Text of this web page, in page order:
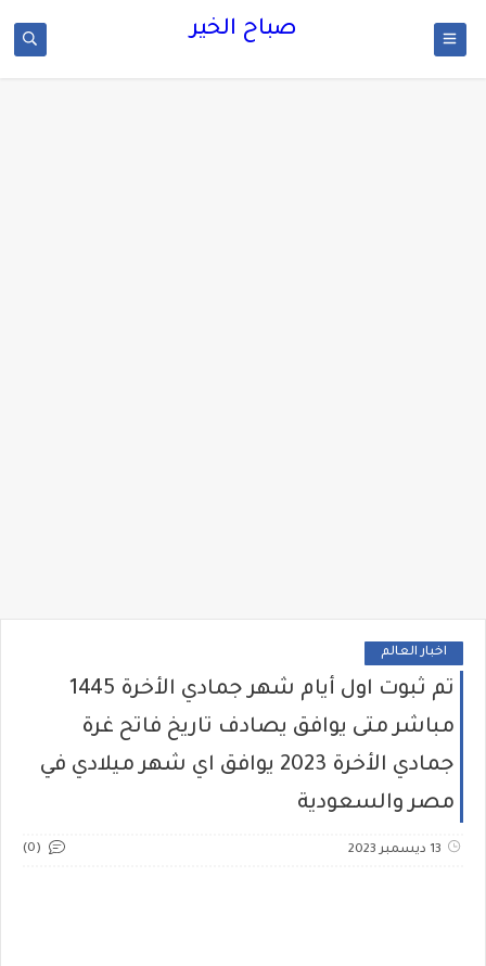
صباح الخير
اخبار العالم
تم ثبوت اول أيام شهر جمادي الأخرة 1445
مباشر متى يوافق يصادف تاريخ فاتح غرة
جمادي الأخرة 2023 يوافق اي شهر ميلادي في
مصر والسعودية
13 ديسمبر 2023 (0)